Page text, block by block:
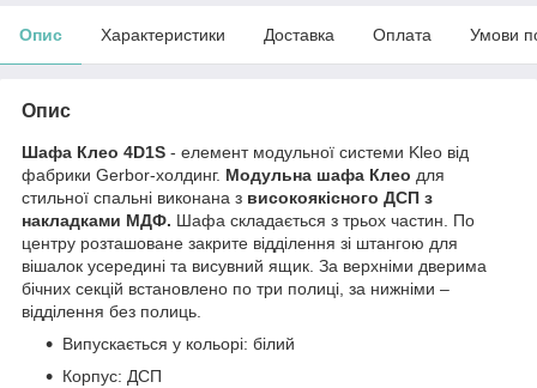
Опис Характеристики Доставка Оплата Умови
Опис
Шафа Клео 4D1S - елемент модульної системи Kleo від
фабрики Gerbor-холдинг. Модульна шафа Клео для
стильної спальні виконана з високоякісного ДСП з
накладками МДФ. Шафа складається з трьох частин. По
центру розташоване закрите відділення зі штангою для
вішалок усередині та висувний ящик. За верхніми дверима
бічних секцій встановлено по три полиці, за нижніми –
відділення без полиць.
Випускається у кольорі: білий
Корпус: ДСП